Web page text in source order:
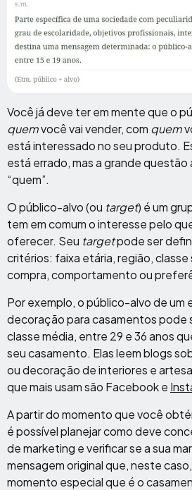
Você já deve ter em mente que o
quemvocê vai vender, com quem
está interessado no seu produto.
está errado, mas a grande questão
“quem”.
O público-alvo (ou target) é um
tem em comum o interesse pelo
oferecer. Seu targetpode ser
critérios: faixa etária, região, classe
compra, comportamento ou
Por exemplo, o público-alvo de um
decoração para casamentos pode
classe média, entre 29 e 36 anos
seu casamento. Elas leem blogs
ou decoração de interiores e
que mais usam são Facebook e
A partir do momento que você
é possível planejar como deve
de marketing e verificar se a sua
mensagem original que, neste
momento especial que é o